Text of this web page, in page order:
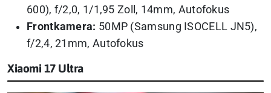
600), f/2,0, 1/1,95 Zoll, 14mm, Autofokus
Frontkamera: 50MP (Samsung ISOCELL JN5),
f/2,4, 21mm, Autofokus
Xiaomi 17 Ultra